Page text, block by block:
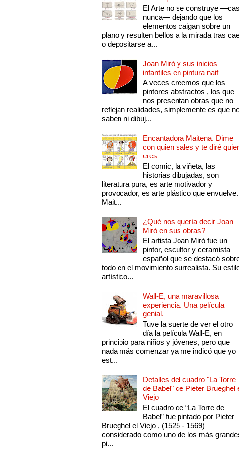
El Arte no se construye
nunca— dejando que los
elementos caigan sobre un
plano y resulten bellos a la mirada tras
o depositarse a...
Joan Miró y sus inicios
infantiles en pintura naif
A veces creemos que los
pintores abstractos , los que
nos presentan obras que no
reflejan realidades, simplemente es que no
saben ni dibuj...
Encantadora Maitena. Dime
con quien sales y te diré
eres
El comic, la viñeta, las
historias dibujadas, son
literatura pura, es arte motivador y
provocador, es arte plástico que envuelve.
Mait...
¿Qué nos quería decir Joan
Miró en sus obras?
El artista Joan Miró fue un
pintor, escultor y ceramista
español que se destacó
todo en el movimiento surrealista. Su
artístico...
Wall-E, una maravillosa
experiencia. Una película
genial.
Tuve la suerte de ver el otro
día la película Wall-E, en
principio para niños y jóvenes, pero que
nada más comenzar ya me indicó que yo
est...
Detalles del cuadro "La Torre
de Babel" de Pieter Brueghel
Viejo
El cuadro de “La Torre de
Babel” fue pintado por Pieter
Brueghel el Viejo , (1525 - 1569)
considerado como uno de los más
pi...